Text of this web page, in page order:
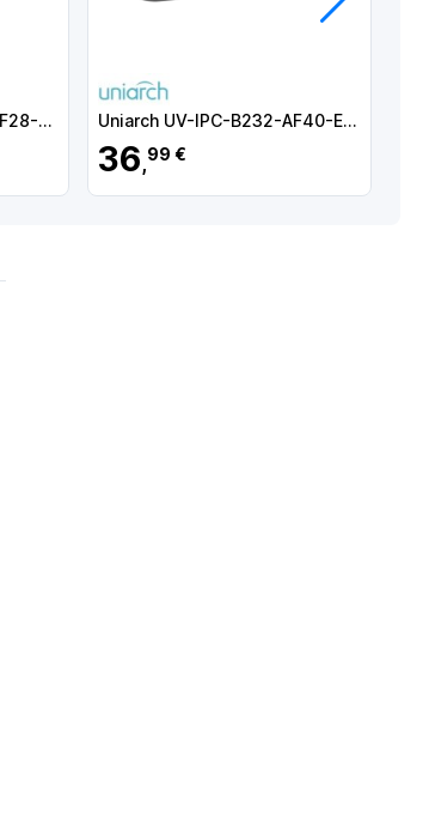
Próximo
Uniarch UV-IPC-B122-APF28-ECO Uniarch UV-IPC-B232-AF40-ECO
36,99 €